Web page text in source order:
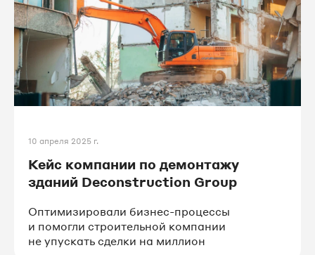
10 апреля 2025 г.
Кейс компании по демонтажу
зданий Deconstruction Group
Оптимизировали бизнес-процессы
и помогли строительной компании
не упускать сделки на миллион